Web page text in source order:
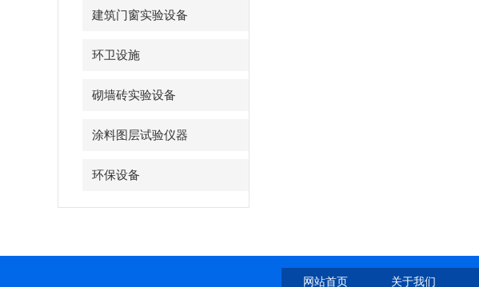
建筑门窗实验设备
环卫设施
砌墙砖实验设备
涂料图层试验仪器
环保设备
网站首页 关于我们